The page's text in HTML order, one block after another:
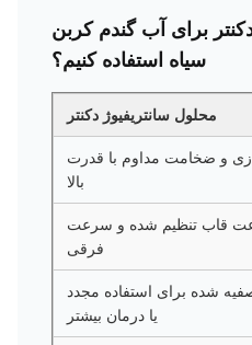
برای آب گندم کربن
سیاه استفاده کنیم؟
محلول سانتریفیوژ دکنتر
و ضخامت مداوم با قدرت
بالا
قاب تنظیم شده و سرعت
فرقی
شده برای استفاده مجدد
یا درمان بیشتر